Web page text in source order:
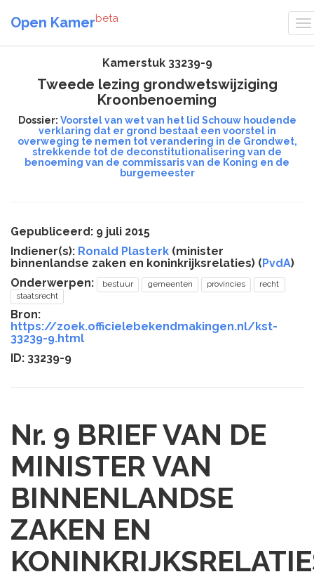
Open Kamerbeta
Kamerstuk 33239-9
Tweede lezing grondwetswijziging
Kroonbenoeming
Dossier: Voorstel van wet van het lid Schouw houdende
verklaring dat er grond bestaat een voorstel in
overweging te nemen tot verandering in de Grondwet,
strekkende tot de deconstitutionalisering van de
benoeming van de commissaris van de Koning en de
burgemeester
Gepubliceerd: 9 juli 2015
Indiener(s): Ronald Plasterk (minister
binnenlandse zaken en koninkrijksrelaties) (PvdA)
Onderwerpen:
bestuur gemeenten provincies
recht
staatsrecht
Bron:
https://zoek.officielebekendmakingen.nl/kst-
33239-9.html
ID: 33239-9
Nr. 9 BRIEF VAN DE
MINISTER VAN
BINNENLANDSE
ZAKEN EN